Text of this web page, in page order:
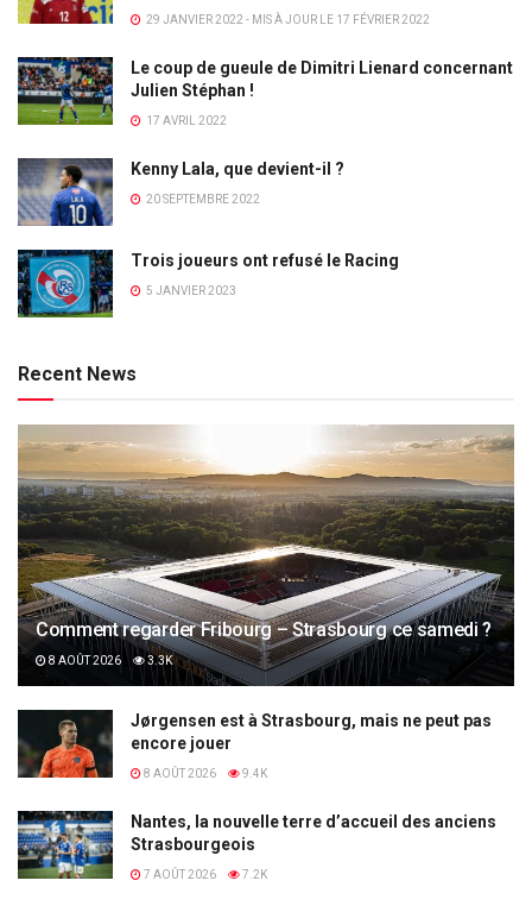
29 JANVIER 2022 - MIS À JOUR LE 17 FÉVRIER 2022
Le coup de gueule de Dimitri Lienard concernant
Julien Stéphan !
17 AVRIL 2022
Kenny Lala, que devient-il ?
20 SEPTEMBRE 2022
Trois joueurs ont refusé le Racing
5 JANVIER 2023
Recent News
Comment regarder Fribourg – Strasbourg ce samedi ?
8 AOÛT 2026 3.3K
Jørgensen est à Strasbourg, mais ne peut pas
encore jouer
8 AOÛT 2026 9.4K
Nantes, la nouvelle terre d’accueil des anciens
Strasbourgeois
7 AOÛT 2026 7.2K